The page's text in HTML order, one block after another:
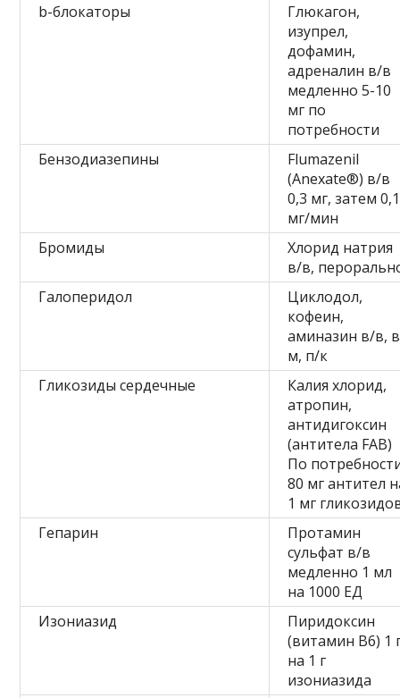
b-блокаторы
Глюкагон,
изупрел,
дофамин,
адреналин в/в
медленно 5-10
мг по
потребности
Бензодиазепины
Flumazenil
(Anexate®) в/в
0,3 мг, затем 0,1
мг/мин
Бромиды
Хлорид натрия
в/в,
Галоперидол
Циклодол,
кофеин,
аминазин в/в,
м, п/к
Гликозиды сердечные
Калия хлорид,
атропин,
антидигоксин
(антитела FAB)
По
80 мг антител
1 мг
Гепарин
Протамин
сульфат в/в
медленно 1 мл
на 1000 ЕД
Изониазид
Пиридоксин
(витамин В6) 1
на 1 г
изониазида